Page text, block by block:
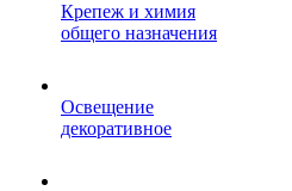
Крепеж и химия
общего назначения
Освещение
декоративное